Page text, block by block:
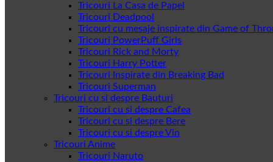
Tricouri La Casa de Papel
Tricouri Deadpool
Tricouri cu mesaje inspirate din Game of
Tricouri PowerPuff Girls
Tricouri Rick and Morty
Tricouri Harry Potter
Tricouri Inspirate din Breaking Bad
Tricouri Superman
Tricouri cu si despre Bauturi
Tricouri cu si despre Cafea
Tricouri cu si despre Bere
Tricouri cu si despre Vin
Tricouri Anime
Tricouri Naruto